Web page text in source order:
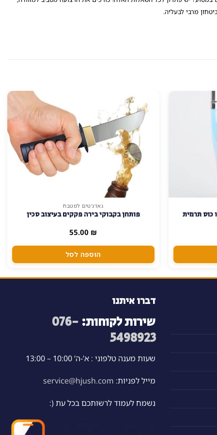
מרבי לבעליה.
כוס תרמית
גאדג'טים למטבח
פותחן בקבוקי בירה פקקים בעיצוב סכין
55.00 ₪
הוספה לסל
דברו איתנו
שירות לקוחות: 076-
5498923
שעות מענה טלפוני : א’-ה’ 10:00 – 13:00
מייל לפניות: service@hjush.com
נשמח לעמוד לרשותכם בכל עת (: